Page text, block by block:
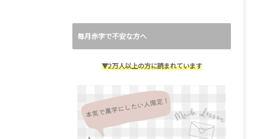
毎月赤字で不安な方へ
▼2万人以上の方に読まれています